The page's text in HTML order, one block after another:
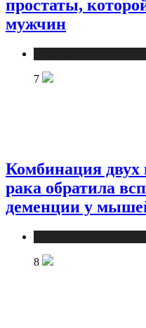
простаты,
мужчин
7
Комбинация двух
рака обратила
деменции у
8